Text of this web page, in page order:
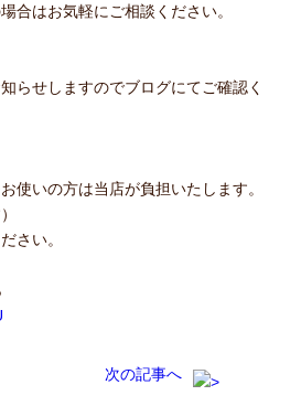
合はお気軽にご相談ください。
らせしますのでブログにてご確認く
使いの方は当店が負担いたします。
さい。
次の記事へ